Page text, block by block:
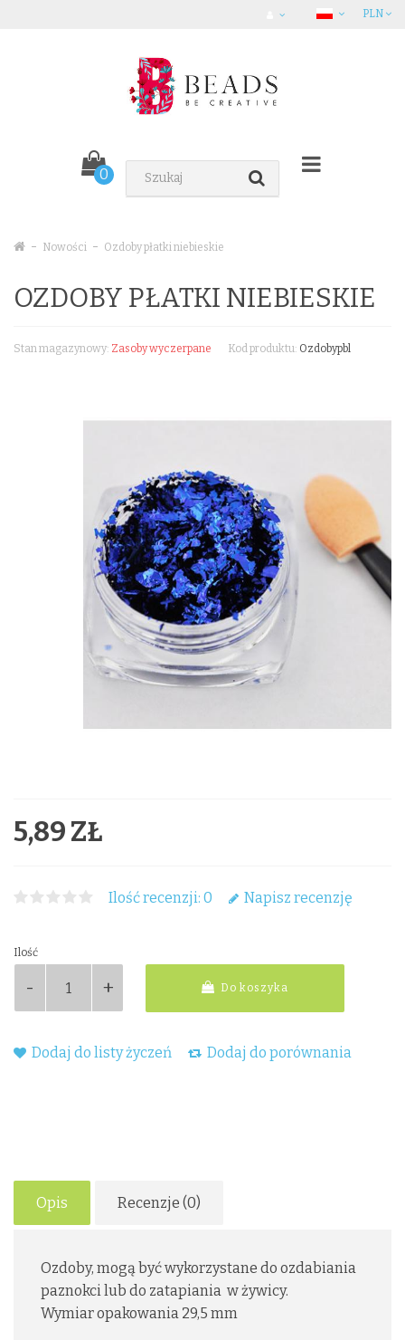
PLN
0
Nowości Ozdoby płatki niebieskie
OZDOBY PŁATKI NIEBIESKIE
Stan magazynowy: Zasoby wyczerpane Kod produktu: Ozdobypbl
5,89 ZŁ
Ilość recenzji: 0 Napisz recenzję
Ilość
Do koszyka
Dodaj do listy życzeń Dodaj do porównania
Opis Recenzje (0)
Ozdoby, mogą być wykorzystane do ozdabiania
paznokci lub do zatapiania w żywicy.
Wymiar opakowania 29,5 mm